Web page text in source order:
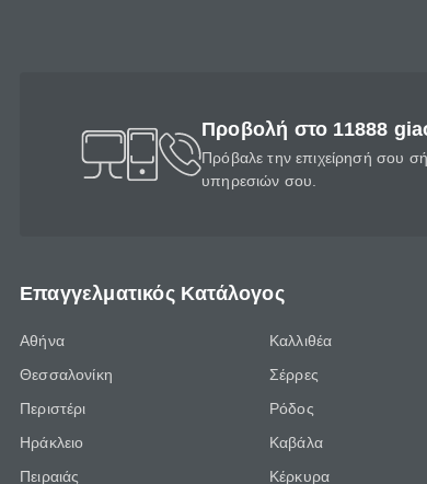
Προβολή στο 11888
Πρόβαλε την επιχείρησή σου
υπηρεσιών σου.
Επαγγελματικός Κατάλογος
Αθήνα
Θεσσαλονίκη
Περιστέρι
Ηράκλειο
Πειραιάς
Καλλιθέα
Σέρρες
Ρόδος
Καβάλα
Κέρκυρα